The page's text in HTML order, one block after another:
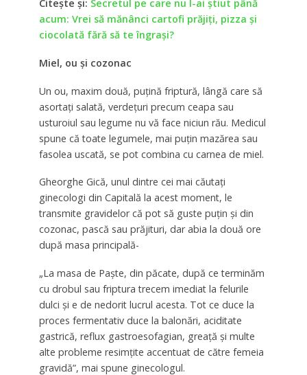
Citeşte şi: Secretul pe care nu l-ai ştiut până
acum: Vrei să mănânci cartofi prăjiţi, pizza şi
ciocolată fără să te îngraşi?
Miel, ou şi cozonac
Un ou, maxim două, puţină friptură, lângă care să
asortaţi salată, verdeţuri precum ceapa sau
usturoiul sau legume nu vă face niciun rău. Medicul
spune că toate legumele, mai puţin mazărea sau
fasolea uscată, se pot combina cu carnea de miel.
Gheorghe Gică, unul dintre cei mai căutaţi
ginecologi din Capitală la acest moment, le
transmite gravidelor că pot să guste puţin şi din
cozonac, pască sau prăjituri, dar abia la două ore
după masa principală-
„La masa de Paște, din păcate, după ce terminăm
cu drobul sau friptura trecem imediat la felurile
dulci și e de nedorit lucrul acesta. Tot ce duce la
proces fermentativ duce la balonări, aciditate
gastrică, reflux gastroesofagian, greață și multe
alte probleme resimțite accentuat de către femeia
gravidă”, mai spune ginecologul.